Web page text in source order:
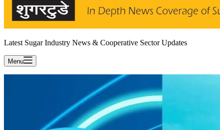
Latest Sugar Industry News & Cooperative Sector Updates
Menu